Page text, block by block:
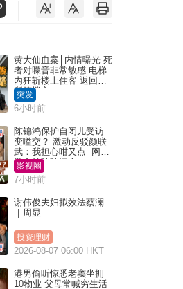
黄大仙血案│内情曝光 死
者对噪音非常敏感 电梯
内狂斩楼上住客 返回住
所堕楼亡
突发
6小时前
陈锦鸿保护自闭儿受访
变嗌交？ 激动反驳颜联
武：我担心咁又点 网民
批主持咄咄逼人
影视圈
7小时前
谢伟俊夫妇拟效法蔡澜
｜周显
投资理财
2026-08-07 06:00 HKT
港男偷听惊悉老窦坐拥
10物业 父母常喊穷生活